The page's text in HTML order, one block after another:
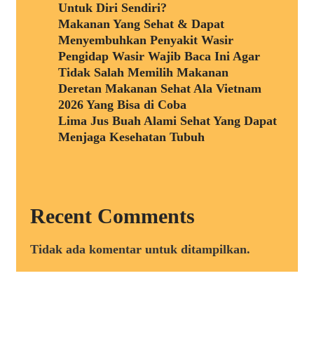
Untuk Diri Sendiri?
Makanan Yang Sehat & Dapat
Menyembuhkan Penyakit Wasir
Pengidap Wasir Wajib Baca Ini Agar
Tidak Salah Memilih Makanan
Deretan Makanan Sehat Ala Vietnam
2026 Yang Bisa di Coba
Lima Jus Buah Alami Sehat Yang Dapat
Menjaga Kesehatan Tubuh
Recent Comments
Tidak ada komentar untuk ditampilkan.